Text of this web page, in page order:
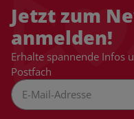
Jetzt zum
anmelden!
Erhalte spannende Infos
Postfach